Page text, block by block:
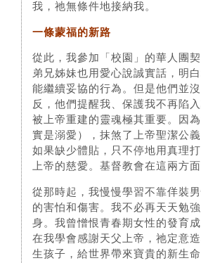
我，祂無條件地接納我。
一條蒙福的新路
從此，我參加「校園」的華人團
弟兄姊妹也用愛心說誠實話，明
能繼續妥協的行為。但是他們並
反，他們提醒我、保護我不再陷
被上帝重建的靈魂極其重要。因
實是溺愛），抹煞了上帝聖潔公
如果缺少體貼，只不停地用真理
上帝的慈愛。基督教會在這兩方
從那時起，我慢慢學習不靠佯裝
的害怕和傷害。我不必再天天勉
身。我曾憎恨青春期女性的發育
在我學會感謝天父上帝，祂定意
生孩子，給世界帶來寶貴的新生